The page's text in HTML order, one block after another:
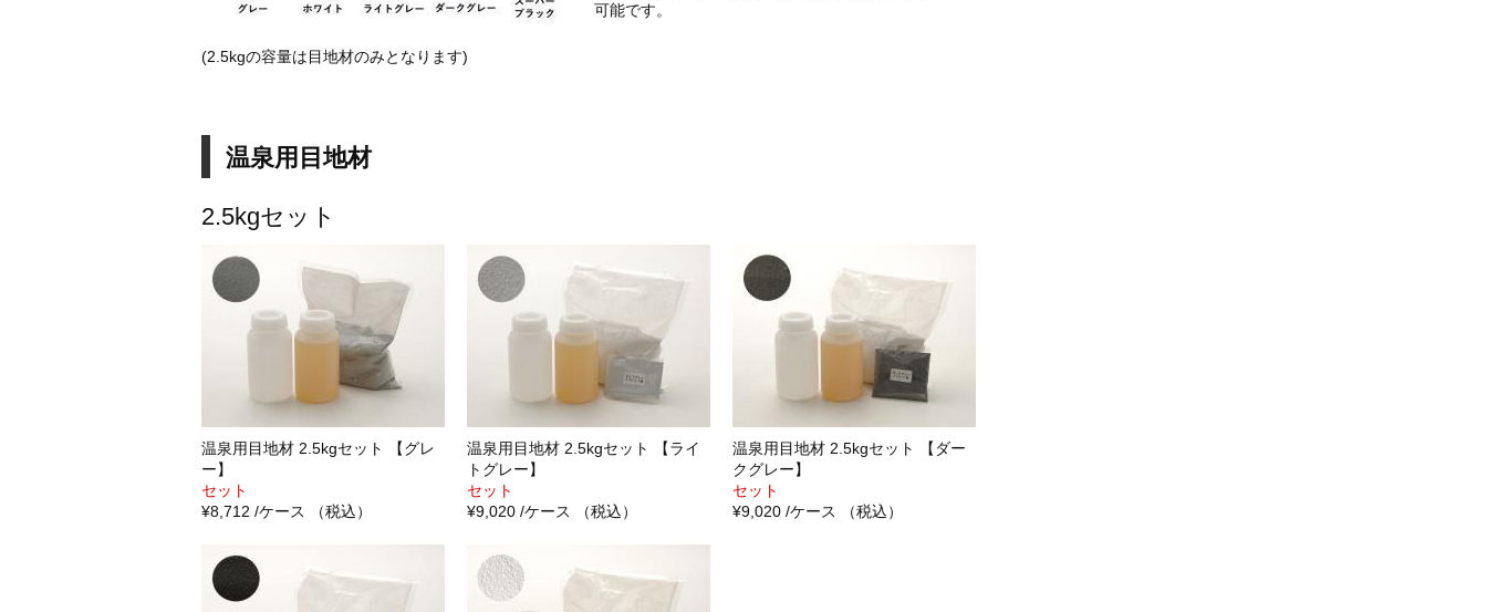
可能です。
(2.5kgの容量は目地材のみとなります)
温泉用目地材
2.5kgセット
温泉用目地材 2.5kgセット 【グレ
ー】
セット
¥8,712 /ケース （税込）
温泉用目地材 2.5kgセット 【ライ
トグレー】
セット
¥9,020 /ケース （税込）
温泉用目地材 2.5kgセット 【ダー
クグレー】
セット
¥9,020 /ケース （税込）